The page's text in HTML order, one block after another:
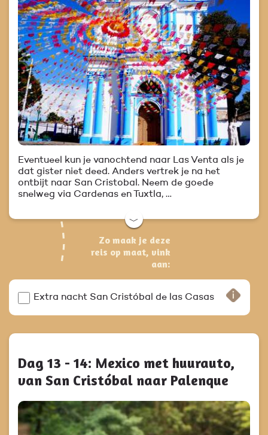
Eventueel kun je vanochtend naar Las Venta als je
dat gister niet deed. Anders vertrek je na het
ontbijt naar San Cristobal. Neem de goede
snelweg via Cardenas en Tuxtla, …
﹀
Zo maak je deze
reis op maat, vink
aan:
Extra nacht San Cristóbal de las Casas
Dag 13 - 14: Mexico met huurauto,
van San Cristóbal naar Palenque